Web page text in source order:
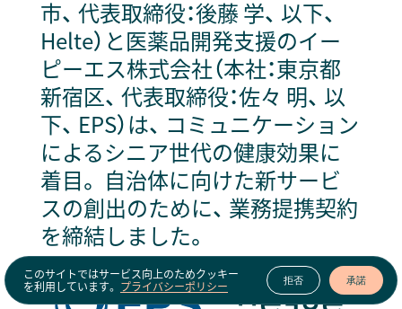
市、 代表取締役：後藤 学、 以下、
Helte）と医薬品開発支援のイー
ピーエス株式会社（本社：東京都
新宿区、 代表取締役：佐々 明、 以
下、 EPS）は、 コミュニケーション
によるシニア世代の健康効果に
着目。 自治体に向けた新サービ
スの創出のために、 業務提携契約
を締結しました。
このサイトではサービス向上のためクッキー
を利用しています。 プライバシーポリシー 拒否 承諾